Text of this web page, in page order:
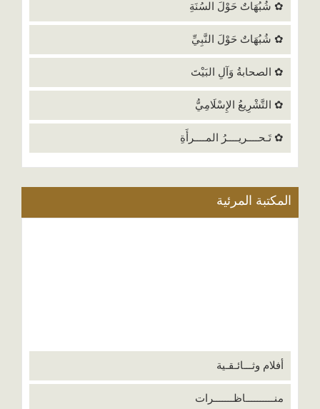
✿ شُبُهَاتٌ حَوْلَ السُنَةِ
✿ شُبُهَاتٌ حَوْلَ النَّبِيِّ
✿ الصحابةُ وَآلِ البَيْتَ
✿ التَّشْرِيعُ الإِسْلَامِيُّ
✿ تَـحــــريــــرُ المــــرأَةِ
المكتبة المرئية
أفلام وثـــائـقـية
منــــــــــاظـــــــرات